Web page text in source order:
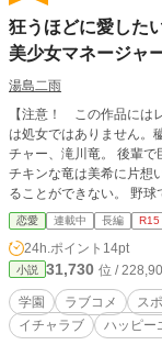
狂うほどに愛した
美少女マネージャ
湯島二雨
【注意！ この作品には
は処女ではありません。穢され
チャー、滝川竜。 後輩で
チキンな竜は美希に片想
ることができない。 野
が、残念ながら竜は球速
することもできない。 男としても野球選手としてもしょぼい竜はそんな自分を
変えたくて、美希と釣り
標にひたむきに練習を頑張っていた。 そんな時、
人にご褒美をあげると言
すると誓った。 ※モバスぺで掲載していた作品をリメイクしました。内容は大
体同じです。 作者名違
恋愛 連載中 長編 R15
24h.ポイント 14pt
小説 31,730 位 /
学園 ラブコメ ス
イチャラブ
ハッピー